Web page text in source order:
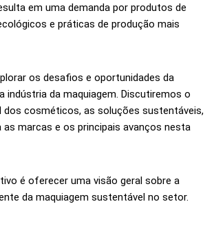
em uma demanda por produtos de
e práticas de produção mais
os desafios e oportunidades da
indústria da maquiagem. Discutiremos o
dos cosméticos, as soluções sustentáveis,
marcas e os principais avanços nesta
é oferecer uma visão geral sobre a
da maquiagem sustentável no setor.